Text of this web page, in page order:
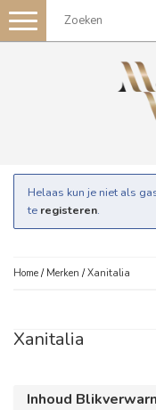
Toggle
navigation
Helaas kun je niet als
te registeren.
Home / Merken /Xanitalia
Xanitalia
Inhoud